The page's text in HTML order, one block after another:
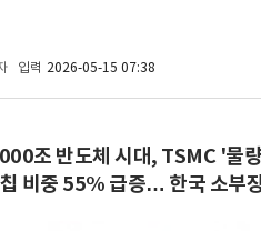
입력 2026-05-15 07:38
조 반도체 시대, TSMC '물
비중 55% 급증… 한국 소부